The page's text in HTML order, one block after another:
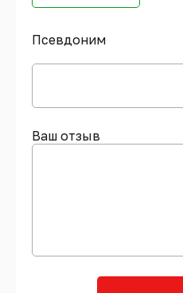
Псевдоним
Ваш отзыв